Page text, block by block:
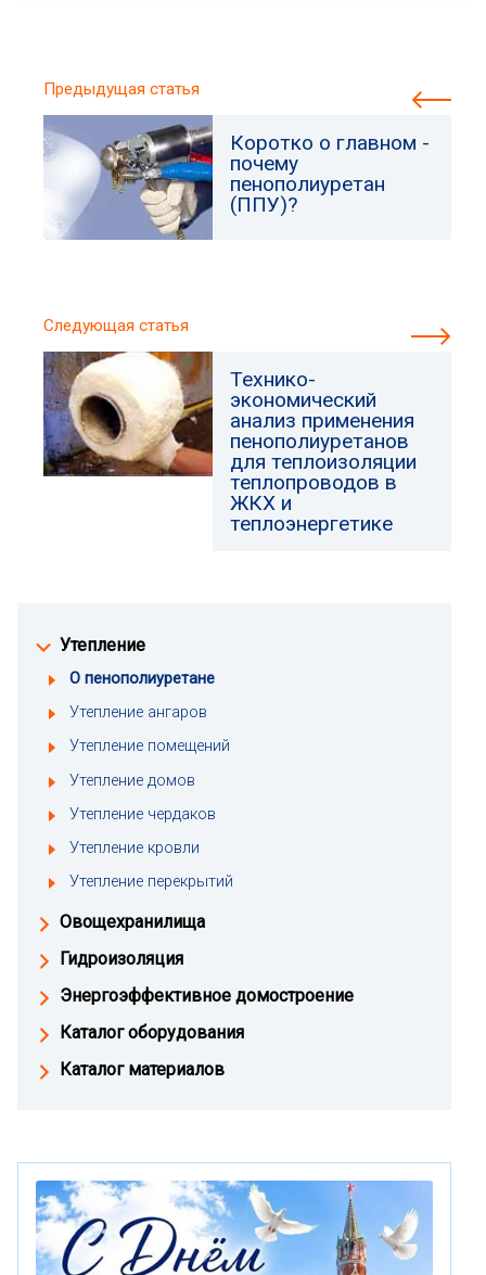
Утепление
О пенополиуретане
Утепление ангаров
Утепление помещений
Утепление домов
Утепление чердаков
Утепление кровли
Утепление перекрытий
Овощехранилища
Гидроизоляция
Энергоэффективное домостроение
Каталог оборудования
Каталог материалов
Предыдущая статья
Коротко о главном -
почему
пенополиуретан
(ППУ)?
Следующая статья
Технико-
экономический
анализ применения
пенополиуретанов
для теплоизоляции
теплопроводов в
ЖКХ и
теплоэнергетике